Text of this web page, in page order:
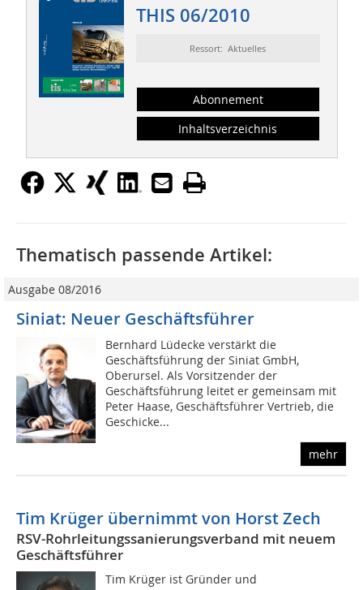
THIS 06/2010
Ressort: Aktuelles
Abonnement
Inhaltsverzeichnis
Thematisch passende Artikel:
Ausgabe 08/2016
Siniat: Neuer Geschäftsführer
Bernhard Lüdecke verstärkt die
Geschäftsführung der Siniat GmbH,
Oberursel. Als Vorsitzender der
Geschäftsführung leitet er gemeinsam mit
Peter Haase, Geschäftsführer Vertrieb, die
Geschicke...
mehr
Tim Krüger übernimmt von Horst Zech
RSV-Rohrleitungssanierungsverband mit neuem
Geschäftsführer
Tim Krüger ist Gründer und